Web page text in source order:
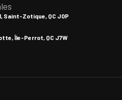
Saint-Zotique, QC J0P
Île-Perrot, QC J7W